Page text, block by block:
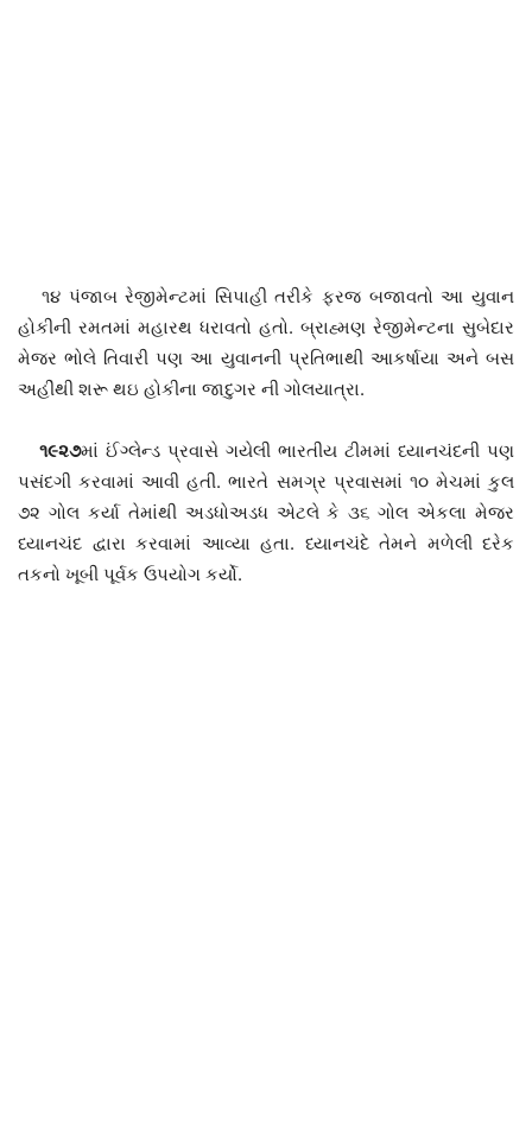
૧૪ પંજાબ રેજીમેન્ટમાં સિપાહી તરીકે ફરજ બજાવતો આ યુવાન
હોકીની રમતમાં મહારથ ધરાવતો હતો. બ્રાહ્મણ રેજીમેન્ટના સુબેદાર
મેજર ભોલે તિવારી પણ આ યુવાનની પ્રતિભાથી આકર્ષાયા અને બસ
અહીંથી શરૂ થઇ હોકીના જાદુગર ની ગોલયાત્રા.
૧૯૨૭માં ઈંગ્લેન્ડ પ્રવાસે ગયેલી ભારતીય ટીમમાં ધ્યાનચંદની પણ
પસંદગી કરવામાં આવી હતી. ભારતે સમગ્ર પ્રવાસમાં ૧૦ મેચમાં કુલ
૭૨ ગોલ કર્યા તેમાંથી અડધોઅડધ એટલે કે ૩૬ ગોલ એકલા મેજર
ધ્યાનચંદ દ્વારા કરવામાં આવ્‍યા હતા. ધ્યાનચંદે તેમને મળેલી દરેક
તકનો ખૂબી પૂર્વક ઉપયોગ કર્યો.